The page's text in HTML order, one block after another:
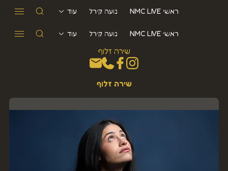
ראשי NMC LIVE נועה קירל עוד
ראשי NMC LIVE נועה קירל עוד
שירה זלוף
שירה זלוף